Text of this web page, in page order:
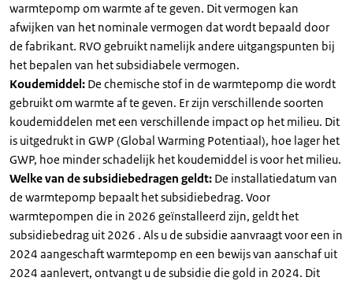
warmtepomp om warmte af te geven. Dit vermogen kan
afwijken van het nominale vermogen dat wordt bepaald door
de fabrikant. RVO gebruikt namelijk andere uitgangspunten bij
het bepalen van het subsidiabele vermogen.
Koudemiddel: De chemische stof in de warmtepomp die wordt
gebruikt om warmte af te geven. Er zijn verschillende soorten
koudemiddelen met een verschillende impact op het milieu. Dit
is uitgedrukt in GWP (Global Warming Potentiaal), hoe lager het
GWP, hoe minder schadelijk het koudemiddel is voor het milieu.
Welke van de subsidiebedragen geldt: De installatiedatum van
de warmtepomp bepaalt het subsidiebedrag. Voor
warmtepompen die in 2026 geïnstalleerd zijn, geldt het
subsidiebedrag uit 2026 . Als u de subsidie aanvraagt voor een in
2024 aangeschaft warmtepomp en een bewijs van aanschaf uit
2024 aanlevert, ontvangt u de subsidie die gold in 2024. Dit